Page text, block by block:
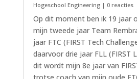
Hogeschool Engineering| 0 reacties
Op dit moment ben ik 19 jaar
mijn tweede jaar Team
jaar FTC (FIRST Tech
daarvoor drie jaar FLL (FIRST
dit wordt mijn 8e jaar van